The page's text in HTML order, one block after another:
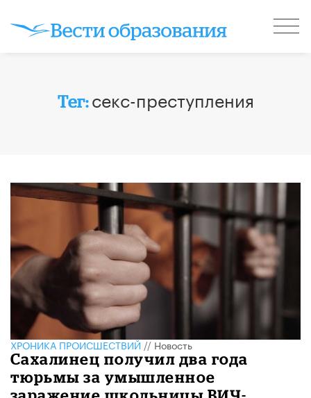
Тег:секс-преступления
ХРОНИКА ПРОИСШЕСТВИЙ//Новость
Сахалинец получил два года
тюрьмы за умышленное